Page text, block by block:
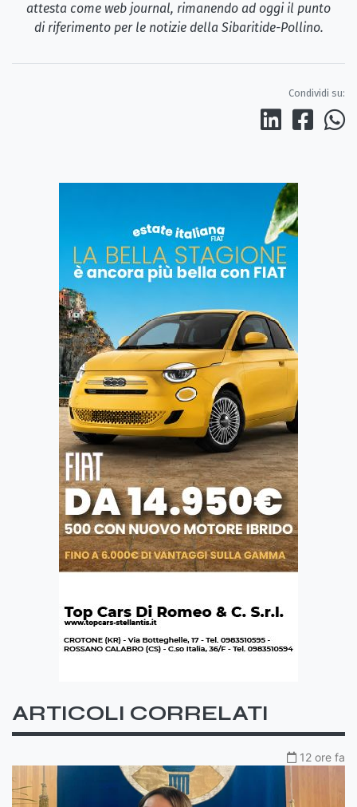
attesta come web journal, rimanendo ad oggi il punto
di riferimento per le notizie della Sibaritide-Pollino.
Condividi su:
ARTICOLI CORRELATI